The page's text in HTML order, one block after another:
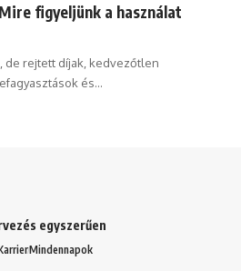
figyeljünk a használat
de rejtett díjak, kedvezőtlen
és…
egyszerűen
Mindennapok